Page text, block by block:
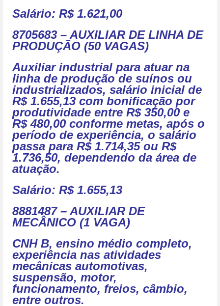
Salário: R$ 1.621,00
8705683 – AUXILIAR DE LINHA DE
PRODUÇÃO (50 VAGAS)
Auxiliar industrial para atuar na
linha de produção de suínos ou
industrializados, salário inicial de
R$ 1.655,13 com bonificação por
produtividade entre R$ 350,00 e
R$ 480,00 conforme metas, após o
período de experiência, o salário
passa para R$ 1.714,35 ou R$
1.736,50, dependendo da área de
atuação.
Salário: R$ 1.655,13
8881487 – AUXILIAR DE
MECÂNICO (1 VAGA)
CNH B, ensino médio completo,
experiência nas atividades
mecânicas automotivas,
suspensão, motor,
funcionamento, freios, câmbio,
entre outros.